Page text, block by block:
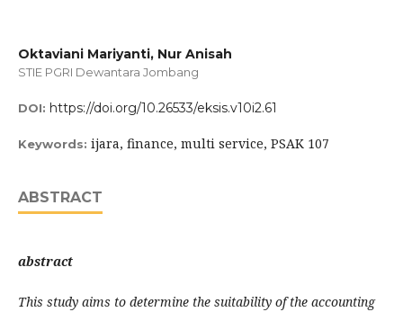
Oktaviani Mariyanti, Nur Anisah
STIE PGRI Dewantara Jombang
DOI: https://doi.org/10.26533/eksis.v10i2.61
Keywords: ijara, finance, multi service, PSAK 107
ABSTRACT
abstract
This study aims to determine the suitability of the accounting